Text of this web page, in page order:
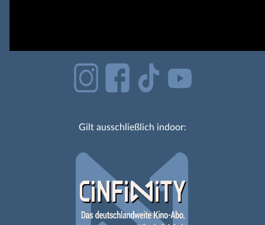
Gilt ausschließlich indoor: